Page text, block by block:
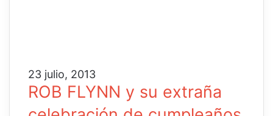
23 julio, 2013
ROB FLYNN y su extraña